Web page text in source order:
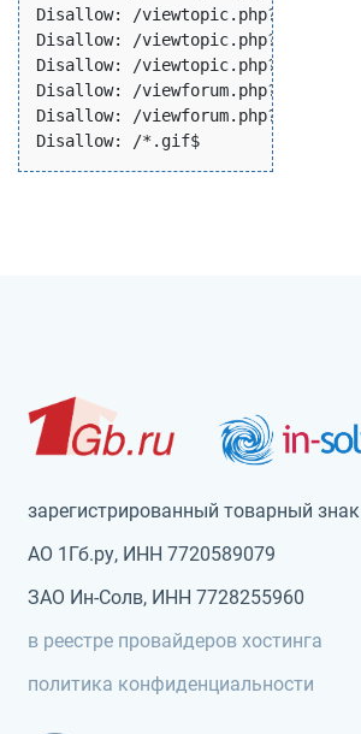
Disallow: /viewtopic.php?*start=0
Disallow: /viewtopic.php?*sd=
Disallow: /viewtopic.php?*view=
Disallow: /viewforum.php?*start=0
Disallow: /viewforum.php?*sd=d$
зарегистрированный товарный знак
АО 1Гб.ру, ИНН 7720589079
ЗАО Ин-Солв, ИНН 7728255960
в реестре провайдеров хостинга
политика конфиденциальности